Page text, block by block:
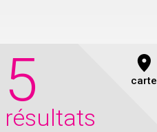
carte
résultats
5